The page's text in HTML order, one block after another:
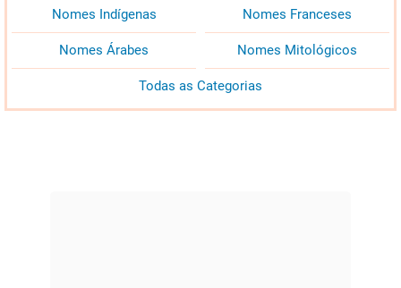
Nomes Indígenas Nomes Franceses
Nomes Árabes Nomes Mitológicos
Todas as Categorias